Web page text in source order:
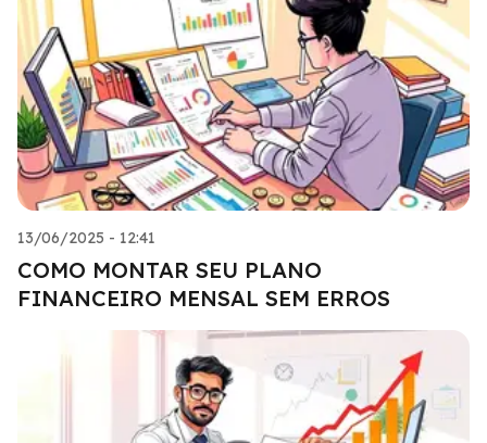
13/06/2025 - 12:41
COMO MONTAR SEU PLANO
FINANCEIRO MENSAL SEM ERROS